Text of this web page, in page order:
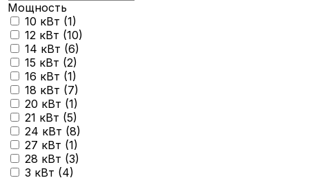
Мощность
10 кВт (1)
12 кВт (10)
14 кВт (6)
15 кВт (2)
16 кВт (1)
18 кВт (7)
20 кВт (1)
21 кВт (5)
24 кВт (8)
27 кВт (1)
28 кВт (3)
3 кВт (4)